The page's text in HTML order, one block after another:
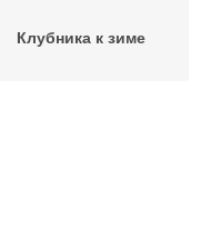
Клубника к зиме